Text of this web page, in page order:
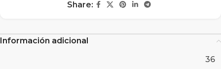
Share:
Información adicional
36